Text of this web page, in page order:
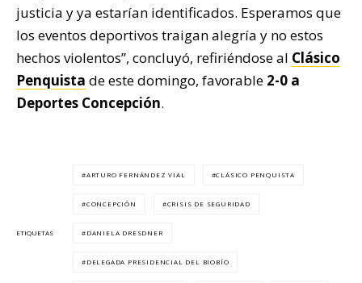
justicia y ya estarían identificados. Esperamos que
los eventos deportivos traigan alegría y no estos
hechos violentos”, concluyó, refiriéndose al Clásico
Penquista de este domingo, favorable 2-0 a
Deportes Concepción.
ETIQUETAS
ARTURO FERNÁNDEZ VIAL CLÁSICO PENQUISTA
CONCEPCIÓN CRISIS DE SEGURIDAD
DANIELA DRESDNER
DELEGADA PRESIDENCIAL DEL BIOBÍO